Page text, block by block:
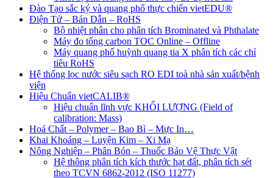
Đào Tạo sắc ký và quang phổ thực chiến vietEDU®
Điện Tử – Bán Dẫn – RoHS
Bộ nhiệt phân cho phân tích Brominated và Phthalate
Máy đo tổng carbon TOC Online – Offline
Máy quang phổ huỳnh quang tia X phân tích các chỉ
tiêu RoHS
Hệ thống lọc nước siêu sạch RO EDI​​ toà nhà sản xuất/bệnh
viện
Hiệu Chuẩn vietCALIB®
Hiệu chuẩn lĩnh vực KHỐI LƯỢNG (Field of
calibration: Mass)
Hoá Chất – Polymer – Bao Bì – Mực In…
Khai Khoáng – Luyện Kim – Xi Mạ
Nông Nghiệp – Phân Bón – Thuốc Bảo Vệ Thực Vật
Hệ thông phân tích kích thước hạt đất, phân tích sét
theo TCVN 6862-2012 (ISO 11277)